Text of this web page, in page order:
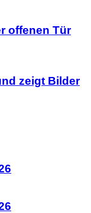
offenen Tür
zeigt Bilder